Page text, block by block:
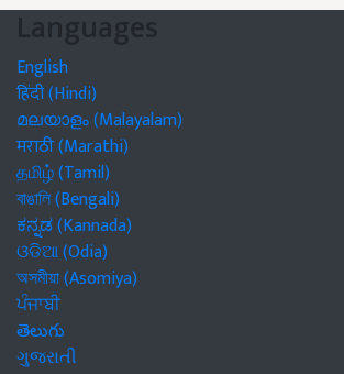
Languages
English
हिंदी (Hindi)
മലയാളം (Malayalam)
मराठी (Marathi)
தமிழ் (Tamil)
বাঙালি (Bengali)
ಕನ್ನಡ (Kannada)
ଓଡିଆ (Odia)
অসমীয়া (Asomiya)
ਪੰਜਾਬੀ
తెలుగు
ગુજરાતી